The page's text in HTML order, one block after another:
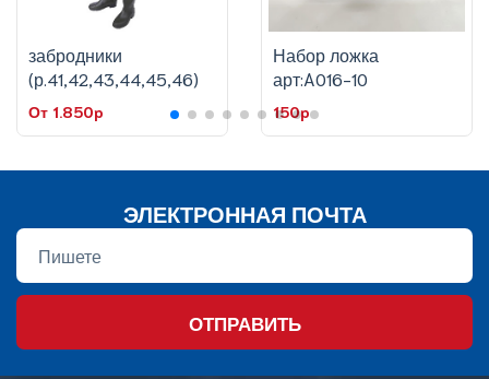
забродники
(р.41,42,43,44,45,46)
От 1.850p
Набор ложка
арт:A016-10
150p
ЭЛЕКТРОННАЯ ПОЧТА
ОТПРАВИТЬ